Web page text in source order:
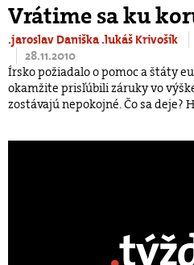
Vrátime sa ku
.jaroslav Daniška.lukáš Krivošík
28.11.2010
Írsko požiadalo o pomoc a štáty
okamžite prisľúbili záruky vo
zostávajú nepokojné. Čo sa deje?